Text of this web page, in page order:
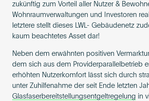
zukünftig zum Vorteil aller Nutzer &
Wohnraumverwaltungen und Investoren
letztere stellt dieses LWL- Gebäudenetz
kaum beachtetes Asset dar!
Neben dem erwähnten positiven
dem sich aus dem Providerparallelbetrieb
erhöhten Nutzerkomfort lässt sich durch
unter Zuhilfenahme der seit Ende letzten
Glasfaserbereitstellungsentgeltregelung in